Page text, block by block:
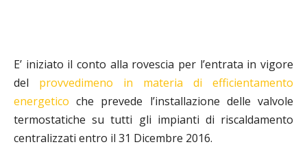
E’ iniziato il conto alla rovescia per l’entrata in vigore
del provvedimeno in materia di efficientamento
energetico che prevede l’installazione delle valvole
termostatiche su tutti gli impianti di riscaldamento
centralizzati entro il 31 Dicembre 2016.